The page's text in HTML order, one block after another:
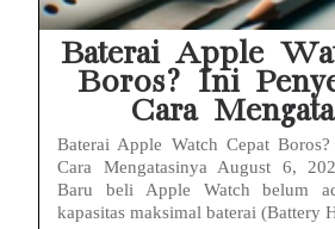
Baterai Apple
Boros? Ini
Cara
Baterai Apple Watch Cepat
Cara Mengatasinya August 6,
Baru beli Apple Watch belum
kapasitas maksimal baterai (Battery